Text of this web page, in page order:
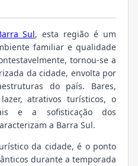
Sul, esta região é um
familiar e qualidade
tornou-se a
da cidade, envolta por
do país. Bares,
atrativos turísticos, o
e a sofisticação dos
a Barra Sul.
da cidade, é o ponto
durante a temporada